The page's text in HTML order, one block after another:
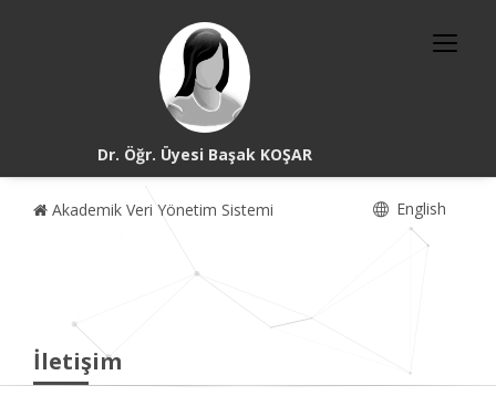
Dr. Öğr. Üyesi Başak KOŞAR
Akademik Veri Yönetim Sistemi English
İletişim